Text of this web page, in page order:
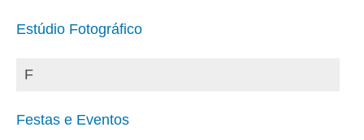
Estúdio Fotográfico
F
Festas e Eventos